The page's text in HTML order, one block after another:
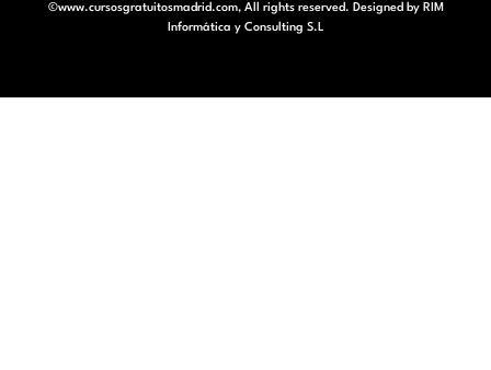
©www.cursosgratuitosmadrid.com, All rights reserved. Designed by RIM
Informática y Consulting S.L